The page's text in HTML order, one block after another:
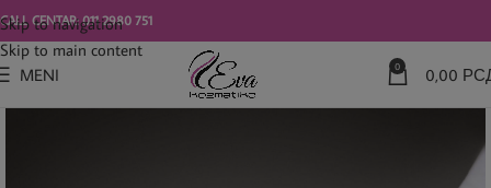
Skip to navigation
Skip to main content
CALL CENTAR: 011 2980 751
MENI 0 0,00
modal-check